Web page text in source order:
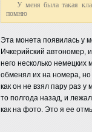
У меня была такая
помню
Эта монета появилась у
Ичкерийский автономер,
него несколько немецких
обменял их на номера, но
как он не взял пару раз у
то полгода назад, и
как на фото. Это я ее